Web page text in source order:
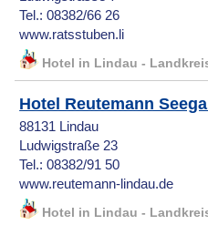
Tel.: 08382/66 26
www.ratsstuben.li
Hotel in Lindau -
Hotel Reutemann
88131 Lindau
Ludwigstraße 23
Tel.: 08382/91 50
www.reutemann-lindau.de
Hotel in Lindau -